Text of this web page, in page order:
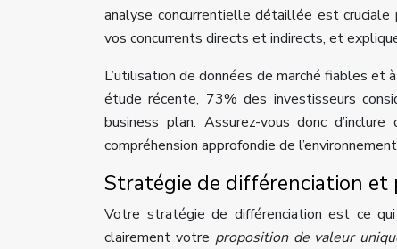
analyse concurrentielle détaillée est
vos concurrents directs et indirects, et
L’utilisation de données de marché fiables
étude récente, 73% des investisseurs
business plan. Assurez-vous donc
compréhension approfondie de
Stratégie de différenciation
Votre stratégie de différenciation est ce
clairement votre proposition de valeur